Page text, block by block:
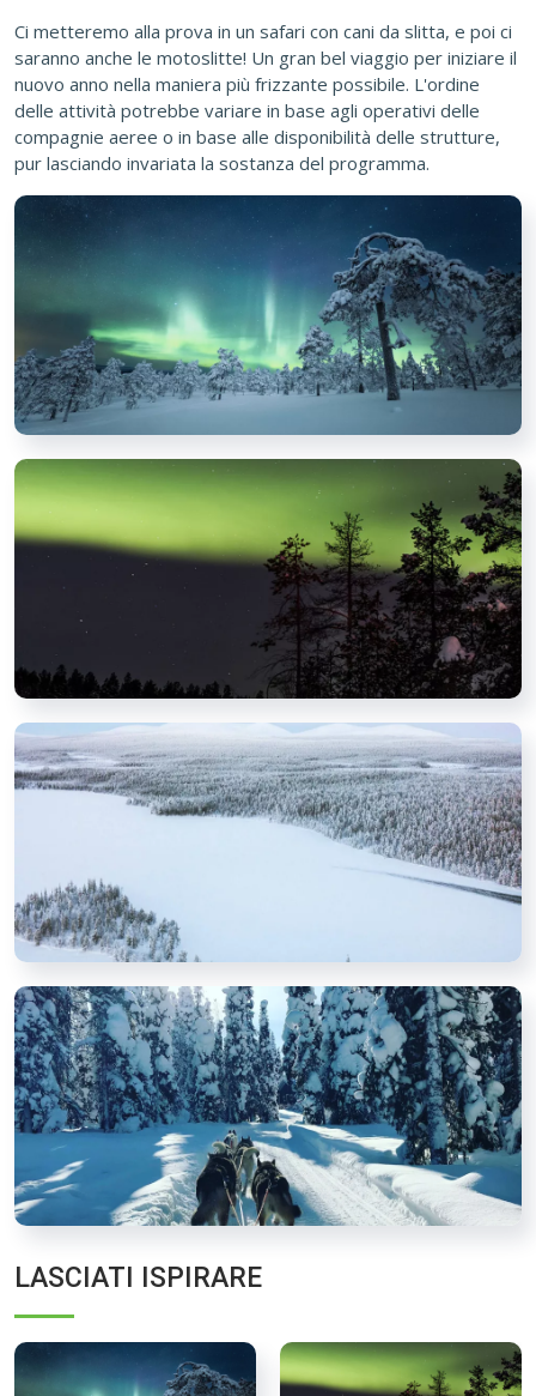
Ci metteremo alla prova in un safari con cani da slitta, e poi ci
saranno anche le motoslitte! Un gran bel viaggio per iniziare il
nuovo anno nella maniera più frizzante possibile. L'ordine
delle attività potrebbe variare in base agli operativi delle
compagnie aeree o in base alle disponibilità delle strutture,
pur lasciando invariata la sostanza del programma.
LASCIATI ISPIRARE